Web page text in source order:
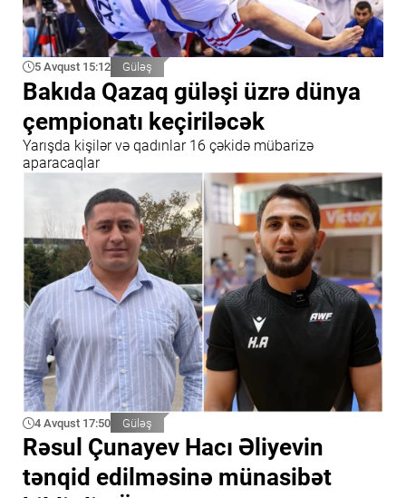
5 Avqust 15:12 Güləş
Bakıda Qazaq güləşi üzrə dünya
çempionatı keçiriləcək
Yarışda kişilər və qadınlar 16 çəkidə mübarizə
aparacaqlar
4 Avqust 17:50 Güləş
Rəsul Çunayev Hacı Əliyevin
tənqid edilməsinə münasibət